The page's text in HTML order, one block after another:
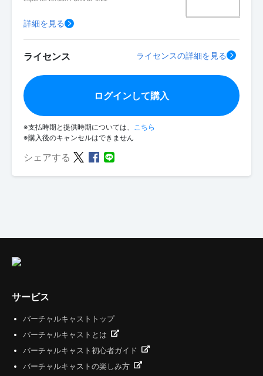
詳細を見る
ライセンス ライセンスの詳細を見る
ログインして購入
※支払時期と提供時期については、
こちら
※購入後のキャンセルはできません
シェアする
サービス
バーチャルキャストトップ
バーチャルキャストとは
バーチャルキャスト初心者ガイド
バーチャルキャストの楽しみ方